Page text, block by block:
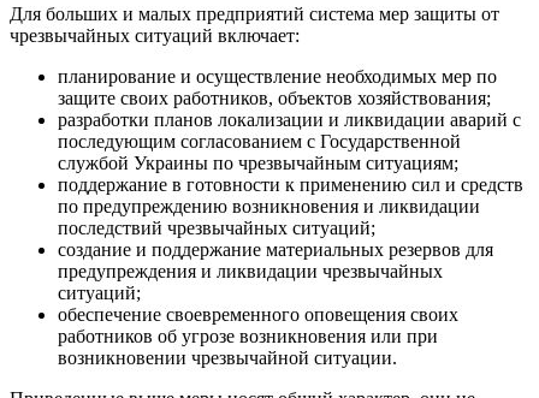
Для больших и малых предприятий система мер защиты от
чрезвычайных ситуаций включает:
планирование и осуществление необходимых мер по
защите своих работников, объектов хозяйствования;
разработки планов локализации и ликвидации аварий с
последующим согласованием с Государственной
службой Украины по чрезвычайным ситуациям;
поддержание в готовности к применению сил и средств
по предупреждению возникновения и ликвидации
последствий чрезвычайных ситуаций;
создание и поддержание материальных резервов для
предупреждения и ликвидации чрезвычайных
ситуаций;
обеспечение своевременного оповещения своих
работников об угрозе возникновения или при
возникновении чрезвычайной ситуации.